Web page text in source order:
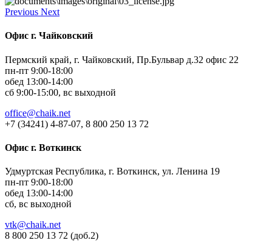
Previous Next
Офис г. Чайковский
Пермский край, г. Чайковский, Пр.Бульвар д.32 офис 22
пн-пт 9:00-18:00
обед 13:00-14:00
сб 9:00-15:00, вс выходной
office@chaik.net
+7 (34241) 4-87-07, 8 800 250 13 72
Офис г. Воткинск
Удмуртская Республика, г. Воткинск, ул. Ленина 19
пн-пт 9:00-18:00
обед 13:00-14:00
сб, вс выходной
vtk@chaik.net
8 800 250 13 72 (доб.2)